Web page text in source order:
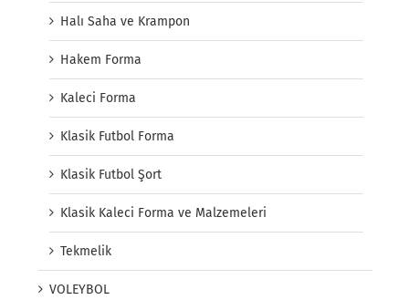
Halı Saha ve Krampon
Hakem Forma
Kaleci Forma
Klasik Futbol Forma
Klasik Futbol Şort
Klasik Kaleci Forma ve Malzemeleri
Tekmelik
VOLEYBOL